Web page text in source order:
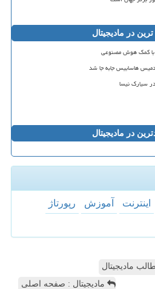
در مادیجیتال
با کمک هوش مصنوعی
هاسابیس جابه جا شد
سیارک نیسا
در مادیجیتال
اینترنت آموزش
رپورتاژ
مادیجیتال
مادیجیتال : صفحه اصلی